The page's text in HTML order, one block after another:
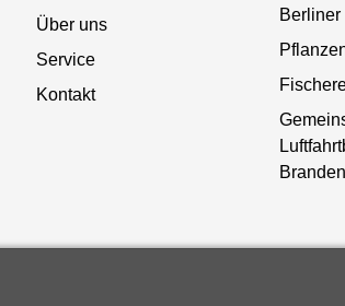
Über uns
Service
Kontakt
Berliner